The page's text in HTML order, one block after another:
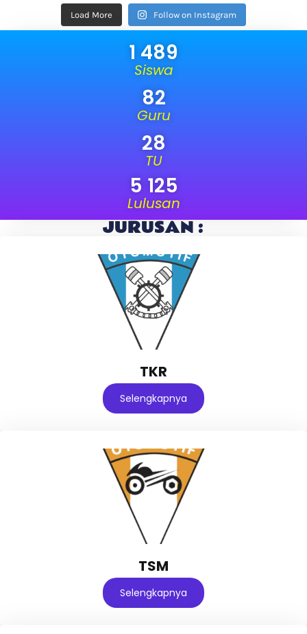
Load More Follow on Instagram
Siswa
1 489
Guru
82
TU
28
Lulusan
5 125
JURUSAN :
TKR
Selengkapnya
TSM
Selengkapnya